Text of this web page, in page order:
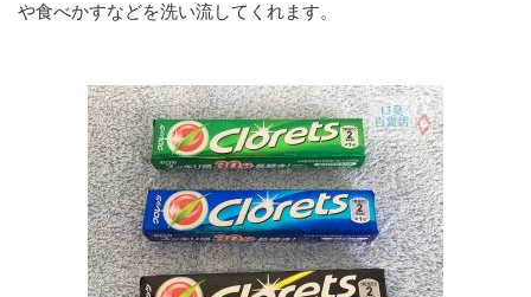
や食べかすなどを洗い流してくれます。